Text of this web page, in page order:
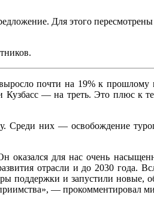
Для этого
почти на 19% к
— на треть. Это плюс к
Среди них — освобождение
оказался для нас очень
отрасли и до 2030 года.
поддержки и запустили новые,
— прокомментировал